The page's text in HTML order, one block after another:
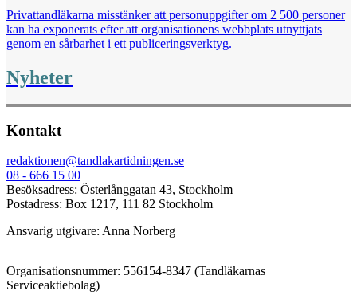
Privattandläkarna misstänker att personuppgifter om 2 500 personer
kan ha exponerats efter att organisationens webbplats utnyttjats
genom en sårbarhet i ett publiceringsverktyg.
Nyheter
Kontakt
redaktionen@tandlakartidningen.se
08 - 666 15 00
Besöksadress: Österlånggatan 43, Stockholm
Postadress: Box 1217, 111 82 Stockholm
Ansvarig utgivare: Anna Norberg
Organisationsnummer: 556154-8347 (Tandläkarnas
Serviceaktiebolag)